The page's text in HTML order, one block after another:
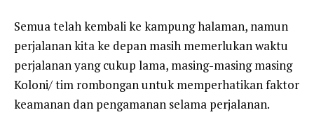
Semua telah kembali ke kampung halaman, namun
perjalanan kita ke depan masih memerlukan waktu
perjalanan yang cukup lama, masing-masing masing
Koloni/ tim rombongan untuk memperhatikan faktor
keamanan dan pengamanan selama perjalanan.